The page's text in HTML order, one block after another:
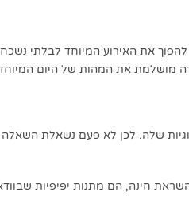
את האירוע המיוחד לבלתי
מושלמת את המהות של היום
שלה. לכן לא פעם נשאלת
חינה, הם מתנות יפיפיות